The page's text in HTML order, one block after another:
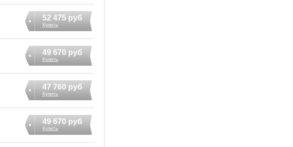
52 475 руб
Купить
49 670 руб
Купить
47 760 руб
Купить
49 670 руб
Купить